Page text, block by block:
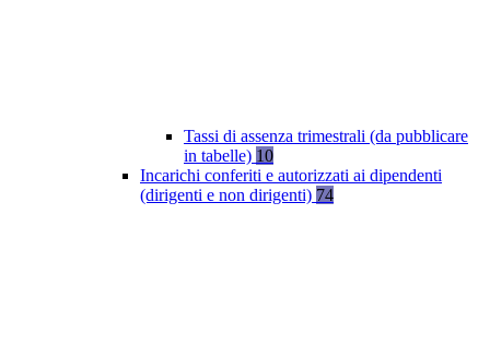
Tassi di assenza trimestrali (da pubblicare
in tabelle) 10
Incarichi conferiti e autorizzati ai dipendenti
(dirigenti e non dirigenti) 74